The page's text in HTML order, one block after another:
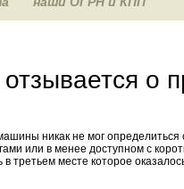
о
никак не мог
или в менее доступном с
в третьем месте которое